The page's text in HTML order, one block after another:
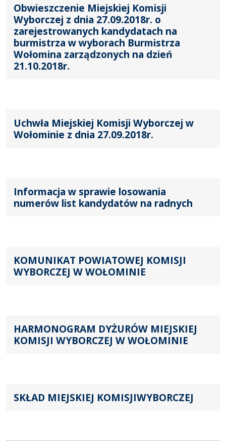
Obwieszczenie Miejskiej Komisji
Wyborczej z dnia 27.09.2018r. o
zarejestrowanych kandydatach na
burmistrza w wyborach Burmistrza
Wołomina zarządzonych na dzień
21.10.2018r.
Uchwła Miejskiej Komisji Wyborczej w
Wołominie z dnia 27.09.2018r.
Informacja w sprawie losowania
numerów list kandydatów na radnych
KOMUNIKAT POWIATOWEJ KOMISJI
WYBORCZEJ W WOŁOMINIE
HARMONOGRAM DYŻURÓW MIEJSKIEJ
KOMISJI WYBORCZEJ W WOŁOMINIE
SKŁAD MIEJSKIEJ KOMISJIWYBORCZEJ